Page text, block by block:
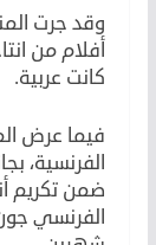
وقد جرت
أفلام من
كانت عربية.
فيما عرض
ضمن تكريم
الفرنسي